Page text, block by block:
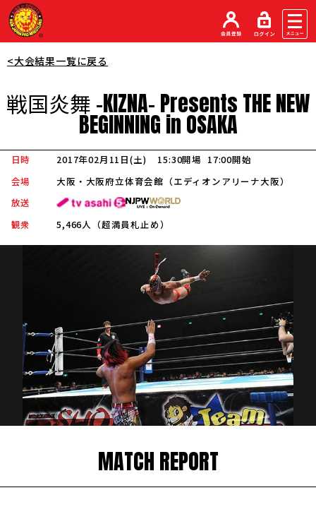
<大会結果一覧に戻る
戦国炎舞 -KIZNA- Presents THENEW
BEGINNING in OSAKA
日時 2017年02月11日(土) 15:30開場 17:00開始
会場
大阪・大阪府立体育会館（エディオンアリーナ大阪）
放送
観衆
5,466人（超満員札止め）
MATCH REPORT